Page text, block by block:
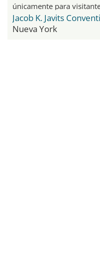
únicamente para
Jacob K. Javits
Nueva York